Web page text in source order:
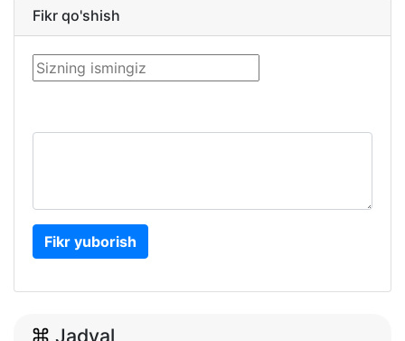
Fikr qo'shish
Fikr yuborish
Jadval